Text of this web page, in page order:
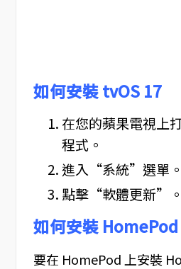
如何安裝 tvOS 17
在您的蘋果電視
程式。
進入“系統”選單。
點擊“軟體更新”。
如何安裝
要在 HomePod 上安裝